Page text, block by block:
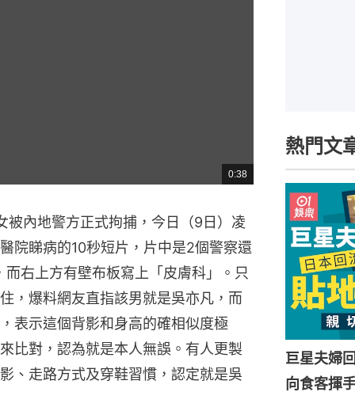
總
共
0:38
內地警方正式拘捕，今日（9日）凌
院睇病的10秒短片，片中是2個警察還
右上方有壁布板寫上「皮膚科」。只
，爆料網友直指該男就是吳亦凡，而
表示這個背影和身高的確相似度極
比對，認為就是本人無誤。有人更製
、走路方式及穿鞋習慣，認定就是吳
熱門文
巨星夫婦
向食客揮